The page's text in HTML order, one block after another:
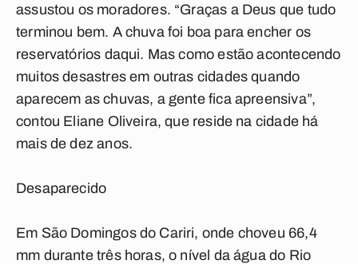
assustou os moradores. “Graças a Deus que tudo
terminou bem. A chuva foi boa para encher os
reservatórios daqui. Mas como estão acontecendo
muitos desastres em outras cidades quando
aparecem as chuvas, a gente fica apreensiva”,
contou Eliane Oliveira, que reside na cidade há
mais de dez anos.
Desaparecido
Em São Domingos do Cariri, onde choveu 66,4
mm durante três horas, o nível da água do Rio